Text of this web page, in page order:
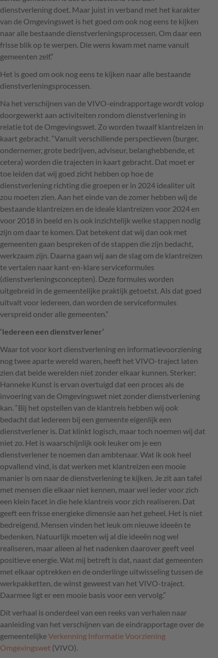
dienstverlening doet. Maar juist in verband met het karakter
van de Omgevingswet is het goed om ook nog eens te kijken
naar alle bestaande dienstverleningsprocessen. Om daar een
frisse blik op te werpen. Die wens kwam met name vanuit
gemeenten zelf.”
Het is goed om ook nog eens te kijken naar alle bestaande
dienstverleningsprocessen.
Na het verschijnen van deVIVO-eindrapportage wordt volop
doorgewerkt aan activiteiten rondom dienstverlening in
relatie tot de Omgevingswet. Zo worden twaalf klantreizen in
kaart gebracht. “Vanuit verschillende perspectieven (burger,
ondernemer, grote bedrijven, adviseur, belanghebbende, et
cetera) worden die trajecten in kaart gebracht. Dat moet er
toe leiden dat wij goed zicht hebben op hoe de
dienstverlening richting die groepen er in 2024 idealiter uit
zou moeten zien. Aan het einde van de zomer hebben wij de
bestaande klantreizen en de ideale klantreizen voor 2024 en
voor 2018 in beeld en is ook inzichtelijk welke stappen nodig
zijn om daar te komen. Dat betekent dat wij dan ook met
gemeenten gaan bespreken of de stappen die zijn bedacht,
werkzaam zijn. Daarna gaan wij aan de slag om de klantreizen
te vertalen naar kant-en-klare serviceformules
(dienstverleningsconcepten). Deze formules worden
uitgebreid in de gemeentelijke praktijk getoetst. Als dat goed
uitvalt voor iedereen, dan worden de serviceformules
verspreid onder alle gemeenten.”
‘Iedereen een dienstverlener’
Waar tot voor kort dienstverlening en informatievoorziening
nog twee aparte wereld waren, heeft het VIVO-traject laten
zien dat beide werelden niet zonder elkaar kunnen. Sterker:
Hanneke Kunst is ervan overtuigd dat een proces als de
invoering van de Omgevingswet niet zonder dienstverlening
kan. “Bij het opstellen van de klantreis hebben wij ook
bedacht dat iedereen bij een gemeente eigenlijk een
dienstverlener is. Dat klinkt logisch, maar toch noemen wij dat
niet zo. Het is waarschijnlijk ook leuker om je een
dienstverlener te noemen dan ambtenaar. Wat ik ook heel
opvallend vind, is dat werken met klantreizen een mooie
manier is om naar de dienstverlening te kijken. Je zit aan tafel
met mensen die elkaar niet kennen, maar wel ieder voor zich
een klein facet in die hele klantreis voor zich realiseren. Dat
geeft een frisse energieke dimensie aan het geheel. Het is niet
bedreigend. Mensen vinden het leuk om nieuwe ideeën te
bedenken. Natuurlijk moeten wij al die ideeën nog wel
realiseren, maar alleen al het nadenken daarover geeft veel
positieve energie. Wat mij betreft is dat, naast dat gemeenten
met elkaar optrekken en de onderlinge uitwisseling tussen de
werkpakketten, de winst geweest van het VIVO-traject.
Daarmee ligt er een mooie basis voor een vervolg.”
Dit verhaal is onderdeel van een reeks van verhalen naar
aanleiding van het verschijnen van de eindrapportage over de
gemeentelijkeVerkenning Informatie Voorziening
Omgevingswet (VIVO).